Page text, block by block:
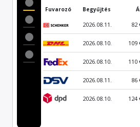
Fuvarozó Begyűjtés
2026.08.11. 82
2026.08.10. 109
2026.08.10. 110
2026.08.11. 86
2026.08.10. 124